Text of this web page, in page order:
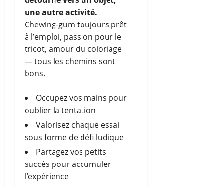
une autre activité.
Chewing-gum toujours prêt
à l’emploi, passion pour le
tricot, amour du coloriage
— tous les chemins sont
bons.
Occupez vos mains pour
oublier la tentation
Valorisez chaque essai
sous forme de défi ludique
Partagez vos petits
succès pour accumuler
l’expérience